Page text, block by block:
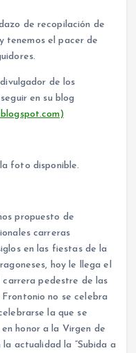
de recopilación de
y tenemos el pacer de
de los
en su blog
propuesto de
carreras
en las fiestas de la
hoy le llega el
carrera pedestre de las
no se celebra
la que se
honor a la Virgen de
actualidad la “Subida a